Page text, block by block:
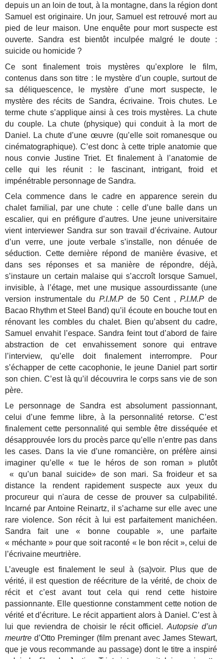
depuis un an loin de tout, à la montagne, dans la région dont
Samuel est originaire. Un jour, Samuel est retrouvé mort au
pied de leur maison. Une enquête pour mort suspecte est
ouverte. Sandra est bientôt inculpée malgré le doute :
suicide ou homicide ?
Ce sont finalement trois mystères qu’explore le film,
contenus dans son titre : le mystère d’un couple, surtout de
sa déliquescence, le mystère d’une mort suspecte, le
mystère des récits de Sandra, écrivaine. Trois chutes. Le
terme chute s’applique ainsi à ces trois mystères. La chute
du couple. La chute (physique) qui conduit à la mort de
Daniel. La chute d’une œuvre (qu’elle soit romanesque ou
cinématographique). C’est donc à cette triple anatomie que
nous convie Justine Triet. Et finalement à l’anatomie de
celle qui les réunit : le fascinant, intrigant, froid et
impénétrable personnage de Sandra.
Cela commence dans le cadre en apparence serein du
chalet familial, par une chute : celle d’une balle dans un
escalier, qui en préfigure d’autres. Une jeune universitaire
vient interviewer Sandra sur son travail d’écrivaine. Autour
d’un verre, une joute verbale s’installe, non dénuée de
séduction. Cette dernière répond de manière évasive, et
dans ses réponses et sa manière de répondre, déjà,
s’instaure un certain malaise qui s’accroît lorsque Samuel,
invisible, à l’étage, met une musique assourdissante (une
version instrumentale duP.I.M.P de 50 Cent , P.I.M.Pde
Bacao Rhythm et Steel Band) qu’il écoute en bouche tout en
rénovant les combles du chalet. Bien qu’absent du cadre,
Samuel envahit l’espace. Sandra feint tout d’abord de faire
abstraction de cet envahissement sonore qui entrave
l’interview, qu’elle doit finalement interrompre. Pour
s’échapper de cette cacophonie, le jeune Daniel part sortir
son chien. C’est là qu’il découvrira le corps sans vie de son
père.
Le personnage de Sandra est absolument passionnant,
celui d’une femme libre, à la personnalité retorse. C’est
finalement cette personnalité qui semble être disséquée et
désapprouvée lors du procès parce qu’elle n’entre pas dans
les cases. Dans la vie d’une romancière, on préfère ainsi
imaginer qu’elle « tue le héros de son roman » plutôt
« qu’un banal suicide» de son mari. Sa froideur et sa
distance la rendent rapidement suspecte aux yeux du
procureur qui n'aura de cesse de prouver sa culpabilité.
Incarné par Antoine Reinartz, il s’acharne sur elle avec une
rare violence. Son récit à lui est parfaitement manichéen.
Sandra fait une « bonne coupable », une parfaite
« méchante » pour que soit raconté « le bon récit », celui de
l’écrivaine meurtrière.
L’aveugle est finalement le seul à (sa)voir. Plus que de
vérité, il est question de réécriture de la vérité, de choix de
récit et c’est avant tout cela qui rend cette histoire
passionnante. Elle questionne constamment cette notion de
vérité et d’écriture. Le récit appartient alors à Daniel. C’est à
lui que reviendra de choisir le récit officiel. Autopsie d’un
meurtre d’Otto Preminger (film prenant avec James Stewart,
que je vous recommande au passage) dont le titre a inspiré